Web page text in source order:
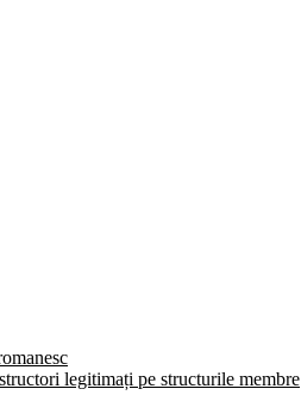
legitimați pe structurile membre